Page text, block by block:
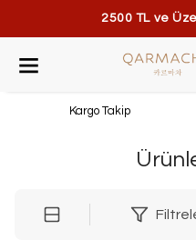
2500 TL ve
Kargo Takip